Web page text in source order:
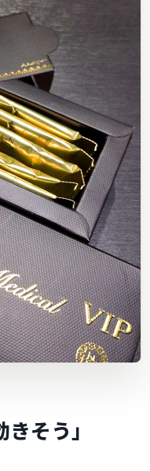
そう」